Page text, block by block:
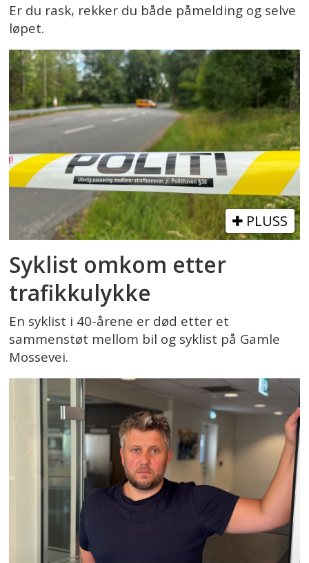
Er du rask, rekker du både påmelding og selve
løpet.
PLUSS
Syklist omkom etter
trafikkulykke
En syklist i 40-årene er død etter et
sammenstøt mellom bil og syklist på Gamle
Mossevei.